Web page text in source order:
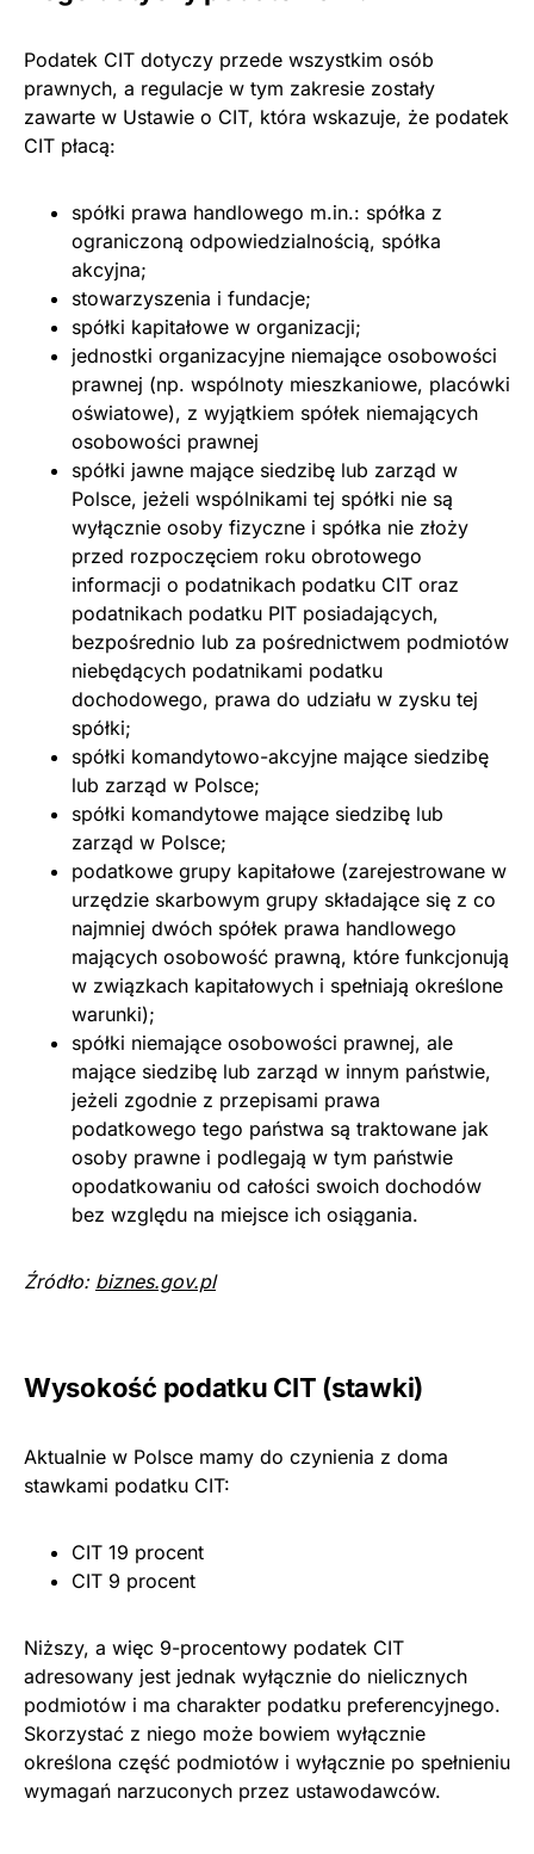
Podatek CIT dotyczy przede wszystkim osób
prawnych, a regulacje w tym zakresie zostały
zawarte w Ustawie o CIT, która wskazuje, że podatek
CIT płacą:
spółki prawa handlowego m.in.: spółka z
ograniczoną odpowiedzialnością, spółka
akcyjna;
stowarzyszenia i fundacje;
spółki kapitałowe w organizacji;
jednostki organizacyjne niemające osobowości
prawnej (np. wspólnoty mieszkaniowe, placówki
oświatowe), z wyjątkiem spółek niemających
osobowości prawnej
spółki jawne mające siedzibę lub zarząd w
Polsce, jeżeli wspólnikami tej spółki nie są
wyłącznie osoby fizyczne i spółka nie złoży
przed rozpoczęciem roku obrotowego
informacji o podatnikach podatku CIT oraz
podatnikach podatku PIT posiadających,
bezpośrednio lub za pośrednictwem podmiotów
niebędących podatnikami podatku
dochodowego, prawa do udziału w zysku tej
spółki;
spółki komandytowo-akcyjne mające siedzibę
lub zarząd w Polsce;
spółki komandytowe mające siedzibę lub
zarząd w Polsce;
podatkowe grupy kapitałowe (zarejestrowane w
urzędzie skarbowym grupy składające się z co
najmniej dwóch spółek prawa handlowego
mających osobowość prawną, które funkcjonują
w związkach kapitałowych i spełniają określone
warunki);
spółki niemające osobowości prawnej, ale
mające siedzibę lub zarząd w innym państwie,
jeżeli zgodnie z przepisami prawa
podatkowego tego państwa są traktowane jak
osoby prawne i podlegają w tym państwie
opodatkowaniu od całości swoich dochodów
bez względu na miejsce ich osiągania.
Źródło: biznes.gov.pl
Wysokość podatku CIT (stawki)
Aktualnie w Polsce mamy do czynienia z doma
stawkami podatku CIT:
CIT 19 procent
CIT 9 procent
Niższy, a więc 9-procentowy podatek CIT
adresowany jest jednak wyłącznie do nielicznych
podmiotów i ma charakter podatku preferencyjnego.
Skorzystać z niego może bowiem wyłącznie
określona część podmiotów i wyłącznie po spełnieniu
wymagań narzuconych przez ustawodawców.